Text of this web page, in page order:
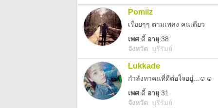
Pomiiz
เรื่อยๆๆ ตามเพลง คนเดียว
เพศ:ดี้ อายุ:38
จังหวัด: บุรีรัมย์
Lukkade
กำลังหาคนที่ดีต่อใจอยู่...☺☺
เพศ:ดี้ อายุ:31
จังหวัด: บุรีรัมย์